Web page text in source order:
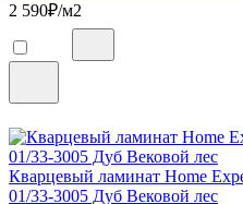
2 590₽/м2
Кварцевый ламинат Home
01/33-3005 Дуб Вековой лес